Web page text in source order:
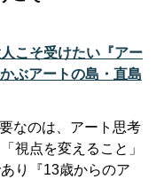
こそ受けたい『アー
ぶアートの島・直島
なのは、アート思考
視点を変えること」
り『13歳からのア